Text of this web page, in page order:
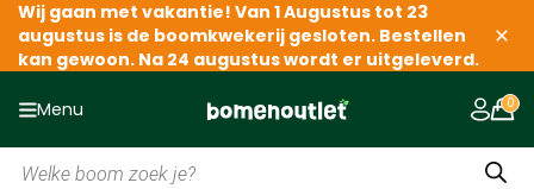
Wij gaan met vakantie! Van 1 Augustus tot 23
augustus is de boomkwekerij gesloten. Bestellen
kan gewoon. Na 24 augustus wordt er uitgeleverd.
Menu
Producten
zoeken